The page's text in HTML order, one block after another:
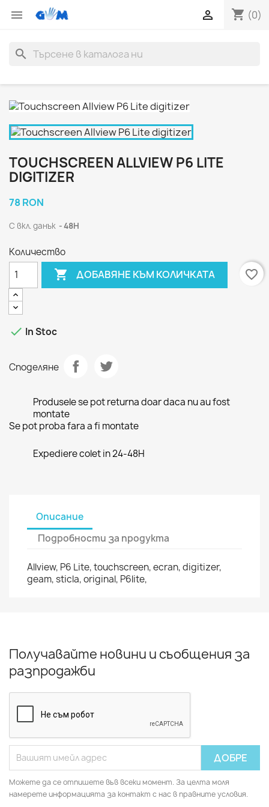
 shopping_cart (0)

search
TOUCHSCREEN ALLVIEW P6 LITE
DIGITIZER
78 RON
С вкл. данък 48H
Количество
 ДОБАВЯНЕ КЪМ КОЛИЧКАТА favorite_border
 In Stoc
Споделяне
Produsele se pot returna doar daca nu au fost
montate
Se pot proba fara a fi montate
Expediere colet in 24-48H
Описание
Подробности за продукта
Allview, P6 Lite, touchscreen, ecran, digitizer,
geam, sticla, original, P6lite,
Получавайте новини и съобщения за
разпродажби
Можете да се отпишете във всеки момент. За целта моля
намерете информацията за контакт с нас в правните условия.